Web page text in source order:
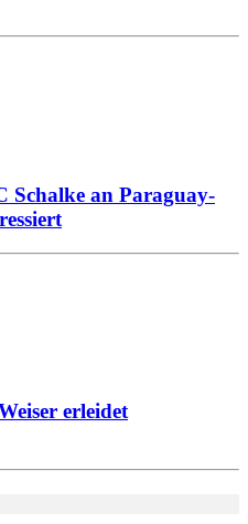
Schalke an Paraguay-
erleidet